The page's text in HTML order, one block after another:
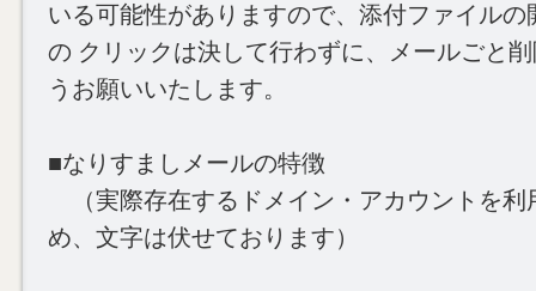
いる可能性がありますので、添付ファイルの
の クリックは決して行わずに、メールごと
うお願いいたします。
■なりすましメールの特徴
（実際存在するドメイン・アカウントを利
め、文字は伏せております）